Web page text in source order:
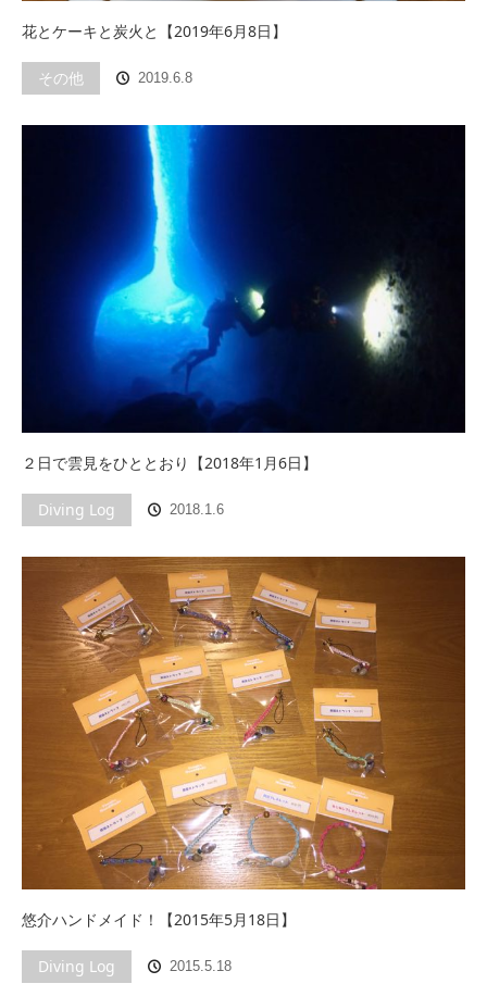
花とケーキと炭火と【2019年6月8日】
その他 2019.6.8
２日で雲見をひととおり【2018年1月6日】
Diving Log 2018.1.6
悠介ハンドメイド！【2015年5月18日】
Diving Log 2015.5.18